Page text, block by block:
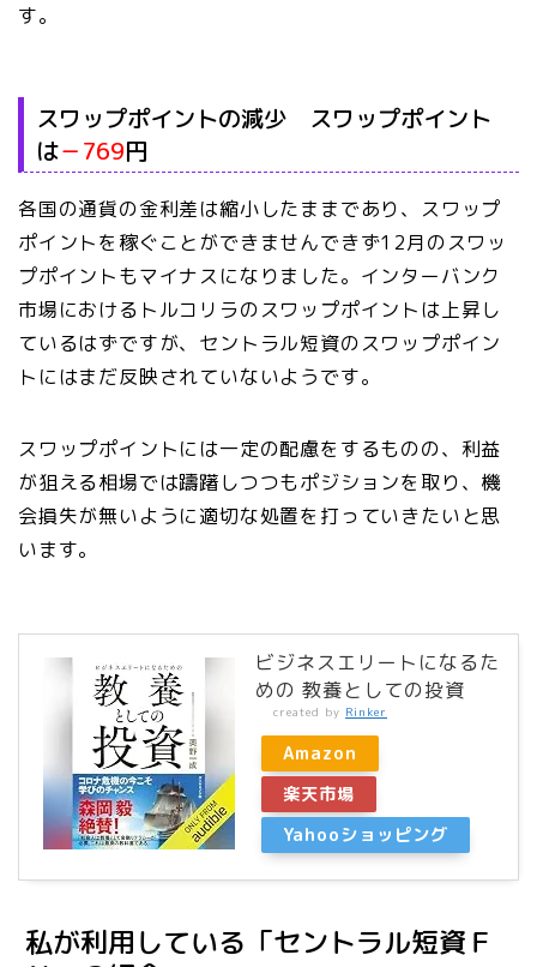
す。
スワップポイントの減少 スワップポイント
は－769円
各国の通貨の金利差は縮小したままであり、スワップ
ポイントを稼ぐことができませんできず12月のスワッ
プポイントもマイナスになりました。インターバンク
市場におけるトルコリラのスワップポイントは上昇し
ているはずですが、セントラル短資のスワップポイン
トにはまだ反映されていないようです。
スワップポイントには一定の配慮をするものの、利益
が狙える相場では躊躇しつつもポジションを取り、機
会損失が無いように適切な処置を打っていきたいと思
います。
ビジネスエリートになるた
めの 教養としての投資
created by Rinker
Amazon
楽天市場
Yahooショッピング
私が利用している「セントラル短資Ｆ